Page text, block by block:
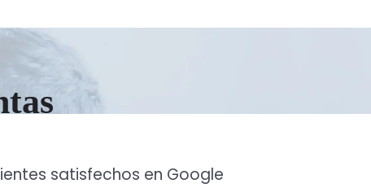
satisfechos en Google